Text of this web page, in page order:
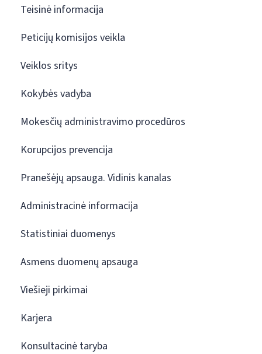
Teisinė informacija
Peticijų komisijos veikla
Veiklos sritys
Kokybės vadyba
Mokesčių administravimo procedūros
Korupcijos prevencija
Pranešėjų apsauga. Vidinis kanalas
Administracinė informacija
Statistiniai duomenys
Asmens duomenų apsauga
Viešieji pirkimai
Karjera
Konsultacinė taryba